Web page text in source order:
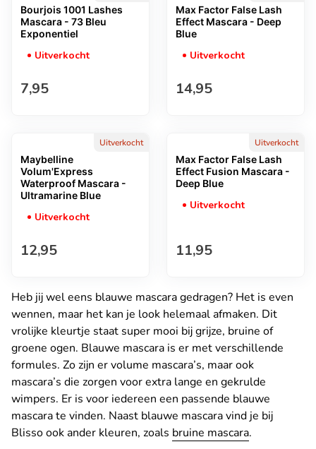
Bourjois 1001 Lashes
Mascara - 73 Bleu
Exponentiel
Uitverkocht
Normale prijs
7,95
Max Factor False Lash
Effect Mascara - Deep
Blue
Uitverkocht
Normale prijs
14,95
Uitverkocht
Maybelline
Volum'Express
Waterproof Mascara -
Ultramarine Blue
Uitverkocht
Normale prijs
12,95
Uitverkocht
Max Factor False Lash
Effect Fusion Mascara -
Deep Blue
Uitverkocht
Normale prijs
11,95
Heb jij wel eens blauwe mascara gedragen? Het is even
wennen, maar het kan je look helemaal afmaken. Dit
vrolijke kleurtje staat super mooi bij grijze, bruine of
groene ogen. Blauwe mascara is er met verschillende
formules. Zo zijn er volume mascara’s, maar ook
mascara’s die zorgen voor extra lange en gekrulde
wimpers. Er is voor iedereen een passende blauwe
mascara te vinden. Naast blauwe mascara vind je bij
Blisso ook ander kleuren, zoals bruine mascara.